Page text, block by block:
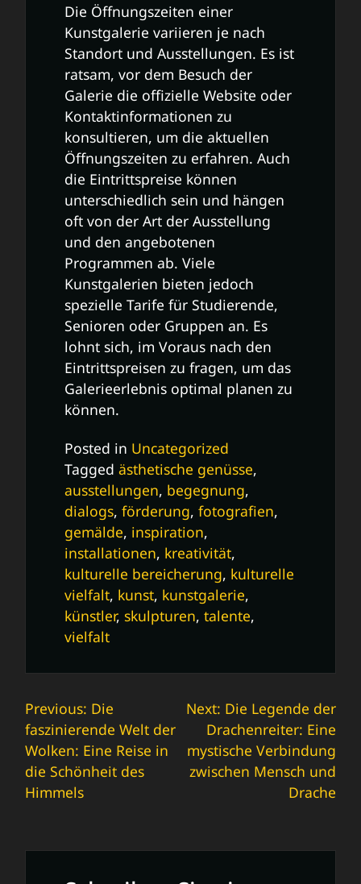
Die Öffnungszeiten einer
Kunstgalerie variieren je nach
Standort und Ausstellungen. Es ist
ratsam, vor dem Besuch der
Galerie die offizielle Website oder
Kontaktinformationen zu
konsultieren, um die aktuellen
Öffnungszeiten zu erfahren. Auch
die Eintrittspreise können
unterschiedlich sein und hängen
oft von der Art der Ausstellung
und den angebotenen
Programmen ab. Viele
Kunstgalerien bieten jedoch
spezielle Tarife für Studierende,
Senioren oder Gruppen an. Es
lohnt sich, im Voraus nach den
Eintrittspreisen zu fragen, um das
Galerieerlebnis optimal planen zu
können.
Posted in Uncategorized
Tagged ästhetische genüsse,
ausstellungen, begegnung,
dialogs, förderung, fotografien,
gemälde, inspiration,
installationen, kreativität,
kulturelle bereicherung, kulturelle
vielfalt, kunst, kunstgalerie,
künstler, skulpturen, talente,
vielfalt
Beitrags-
Navigation
Previous: Die
faszinierende Welt der
Wolken: Eine Reise in
die Schönheit des
Himmels
Next: Die Legende der
Drachenreiter: Eine
mystische Verbindung
zwischen Mensch und
Drache